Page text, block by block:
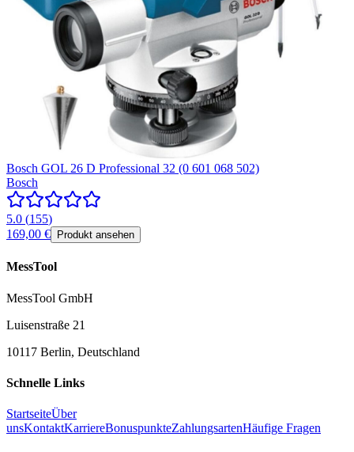
Bosch GOL 26 D Professional 32 (0 601 068 502)
Bosch
5.0 (155)
169,00 €
Produkt ansehen
MessTool
MessTool GmbH
Luisenstraße 21
10117 Berlin, Deutschland
Schnelle Links
StartseiteÜber
unsKontaktKarriereBonuspunkteZahlungsartenHäufige Fragen